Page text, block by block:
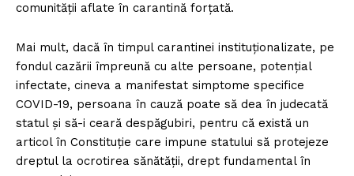
comunității aflate în carantină forțată.
Mai mult, dacă în timpul carantinei instituționalizate, pe
fondul cazării împreună cu alte persoane, potențial
infectate, cineva a manifestat simptome specifice
COVID-19, persoana în cauză poate să dea în judecată
statul și să-i ceară despăgubiri, pentru că există un
articol în Constituție care impune statului să protejeze
dreptul la ocrotirea sănătății, drept fundamental în